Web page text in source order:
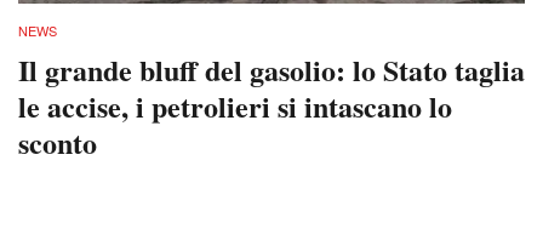
NEWS
Il grande bluff del gasolio: lo Stato taglia
le accise, i petrolieri si intascano lo
sconto